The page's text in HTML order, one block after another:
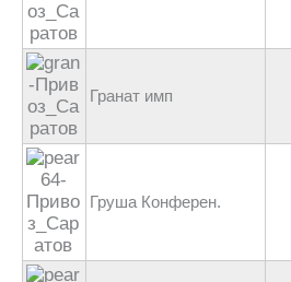
Гранат имп
Груша Конферен.